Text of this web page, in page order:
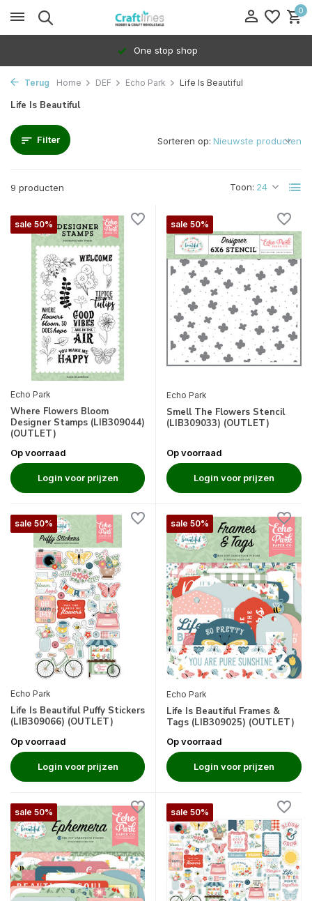
0
One stop shop
Terug Home DEF Echo Park Life Is Beautiful
Life Is Beautiful
Filter
9 producten Toon:
Sorteren op:
sale 50%
Echo Park
Where Flowers Bloom
Designer Stamps (LIB309044)
(OUTLET)
Op voorraad
Login voor prijzen
sale 50%
Echo Park
Smell The Flowers Stencil
(LIB309033) (OUTLET)
Op voorraad
Login voor prijzen
sale 50%
Echo Park
Life Is Beautiful Puffy Stickers
(LIB309066) (OUTLET)
Op voorraad
Login voor prijzen
sale 50%
Echo Park
Life Is Beautiful Frames &
Tags (LIB309025) (OUTLET)
Op voorraad
Login voor prijzen
sale 50% sale 50%